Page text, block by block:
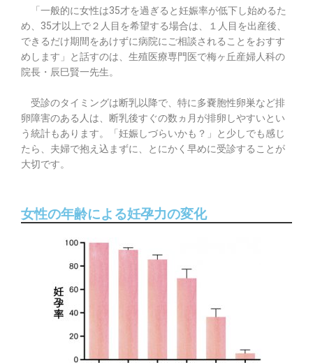
「一般的に女性は35才を過ぎると妊娠率が低下し始めるた
め、35才以上で２人目を希望する場合は、１人目を出産後、
できるだけ期間をあけずに病院にご相談されることをおすす
めします」と話すのは、生殖医療専門医で梅ヶ丘産婦人科の
院長・辰巳賢一先生。
受診のタイミングは断乳以降で、特に多嚢胞性卵巣など排
卵障害のある人は、断乳後すぐの数ヵ月が排卵しやすいとい
う統計もあります。「妊娠しづらいかも？」と少しでも感じ
たら、夫婦で抱え込まずに、とにかく早めに受診することが
大切です。
女性の年齢による妊孕力の変化